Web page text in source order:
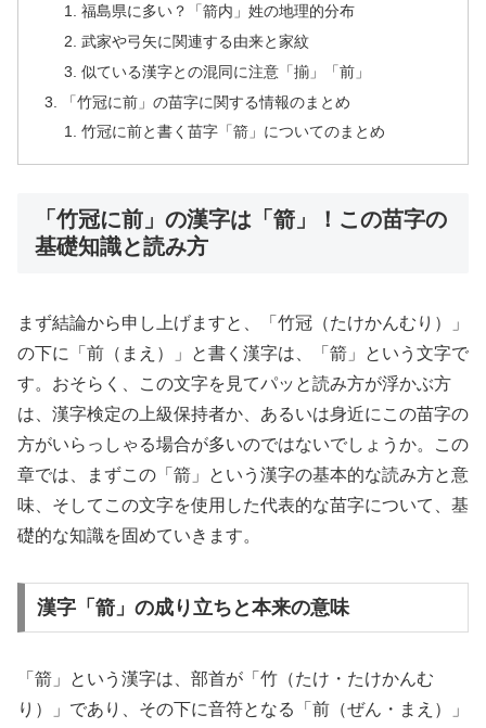
福島県に多い？「箭内」姓の地理的分布
武家や弓矢に関連する由来と家紋
似ている漢字との混同に注意「揃」「前」
「竹冠に前」の苗字に関する情報のまとめ
竹冠に前と書く苗字「箭」についてのまとめ
「竹冠に前」の漢字は「箭」！この苗字の
基礎知識と読み方
まず結論から申し上げますと、「竹冠（たけかんむり）」
の下に「前（まえ）」と書く漢字は、「箭」という文字で
す。おそらく、この文字を見てパッと読み方が浮かぶ方
は、漢字検定の上級保持者か、あるいは身近にこの苗字の
方がいらっしゃる場合が多いのではないでしょうか。この
章では、まずこの「箭」という漢字の基本的な読み方と意
味、そしてこの文字を使用した代表的な苗字について、基
礎的な知識を固めていきます。
漢字「箭」の成り立ちと本来の意味
「箭」という漢字は、部首が「竹（たけ・たけかんむ
り）」であり、その下に音符となる「前（ぜん・まえ）」